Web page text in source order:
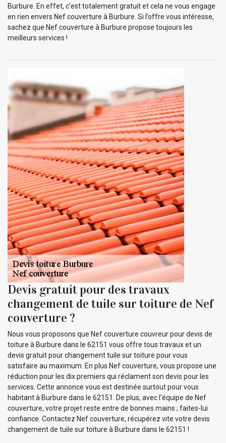
Burbure. En effet, c’est totalement gratuit et cela ne vous engage
en rien envers Nef couverture à Burbure. Si l’offre vous intéresse,
sachez que Nef couverture à Burbure propose toujours les
meilleurs services !
Devis gratuit pour des travaux
changement de tuile sur toiture de Nef
couverture ?
Nous vous proposons que Nef couverture couvreur pour devis de
toiture à Burbure dans le 62151 vous offre tous travaux et un
devis gratuit pour changement tuile sur toiture pour vous
satisfaire au maximum. En plus Nef couverture, vous propose une
réduction pour les dix premiers qui réclament son devis pour les
services. Cette annonce vous est destinée surtout pour vous
habitant à Burbure dans le 62151. De plus, avec l’équipe de Nef
couverture, votre projet reste entre de bonnes mains ; faites-lui
confiance. Contactez Nef couverture, récupérez vite votre devis
changement de tuile sur toiture à Burbure dans le 62151 !